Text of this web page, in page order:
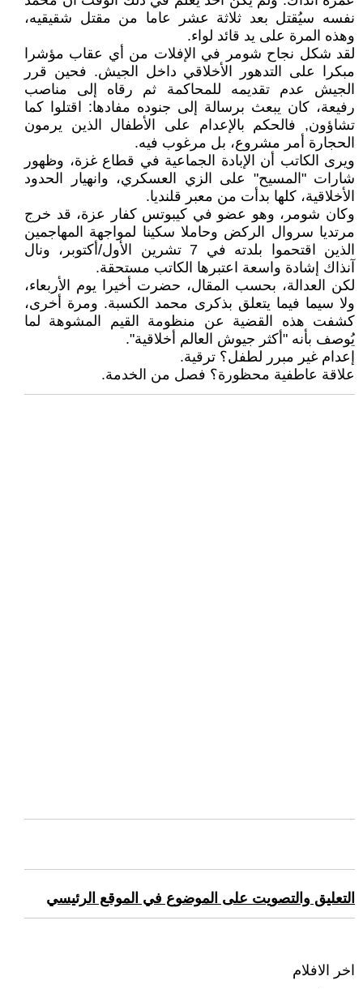
نفسه سيُقتل بعد ثلاثة عشر عاما من مقتل شقيقيه،
وهذه المرة على يد قائد لواء.
لقد شكل نجاح شومر في الإفلات من أي عقاب مؤشرا
مبكرا على التدهور الأخلاقي داخل الجيش. فحين قرر
الجيش عدم تقديمه للمحاكمة ثم رقاه إلى مناصب
رفيعة، كان يبعث برسالة إلى جنوده مفادها: اقتلوا كما
تشاؤون, فالحكم بالإعدام على الأطفال الذين يرمون
الحجارة أمر مشروع، بل مرغوب فيه.
ويرى الكاتب أن الإبادة الجماعية في قطاع غزة، وظهور
شارات "المسيح" على الزي العسكري، وانهيار الحدود
الأخلاقية، كلها بدأت من معبر قلنديا.
وكان شومر، وهو عضو في كيبوتس كفار عزة، قد خرج
مرتديا سروال الركض وحاملا سكينا لمواجهة المهاجمين
الذين اقتحموا بلدته في 7 تشرين الأول/أكتوبر، ونال
آنذاك إشادة واسعة اعتبرها الكاتب مستحقة.
لكن العدالة، بحسب المقال، حضرت أخيرا يوم الأربعاء،
ولا سيما فيما يتعلق بذكرى محمد الكسبة. ومرة أخرى،
كشفت هذه القضية عن منظومة القيم المشوهة لما
يُوصف بأنه "أكثر جيوش العالم أخلاقية".
إعدام غير مبرر لطفل؟ ترقية.
علاقة عاطفية محظورة؟ فصل من الخدمة.
التعليق والتصويت على الموضوع في الموقع الرئيسي
اخر الافلام